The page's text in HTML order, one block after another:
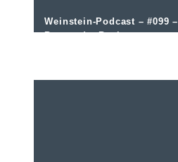
Weinstein-Podcast – #099 –
Burgund – Basics